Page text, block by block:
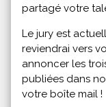
partagé votre
Le jury est
reviendrai vers
annoncer les
publiées dans
votre boîte mail !